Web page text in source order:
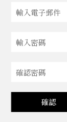
確認